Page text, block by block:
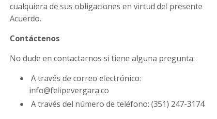
cualquiera de sus obligaciones en virtud del presente
Acuerdo.
Contáctenos
No dude en contactarnos si tiene alguna pregunta:
A través de correo electrónico:
info@felipevergara.co
A través del número de teléfono: (351) 247-3174